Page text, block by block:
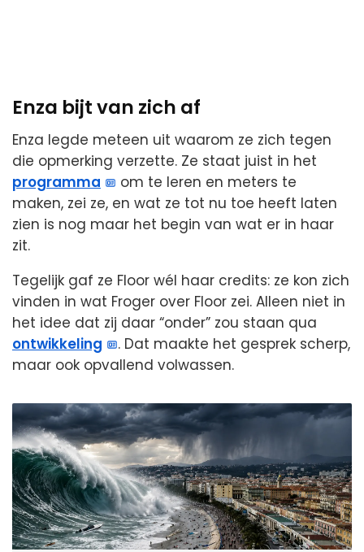
Enza bijt van zich af
Enza legde meteen uit waarom ze zich tegen
die opmerking verzette. Ze staat juist in het
programma
om te leren en meters te
maken, zei ze, en wat ze tot nu toe heeft laten
zien is nog maar het begin van wat er in haar
zit.
Tegelijk gaf ze Floor wél haar credits: ze kon zich
vinden in wat Froger over Floor zei. Alleen niet in
het idee dat zij daar “onder” zou staan qua
ontwikkeling
. Dat maakte het gesprek scherp,
maar ook opvallend volwassen.